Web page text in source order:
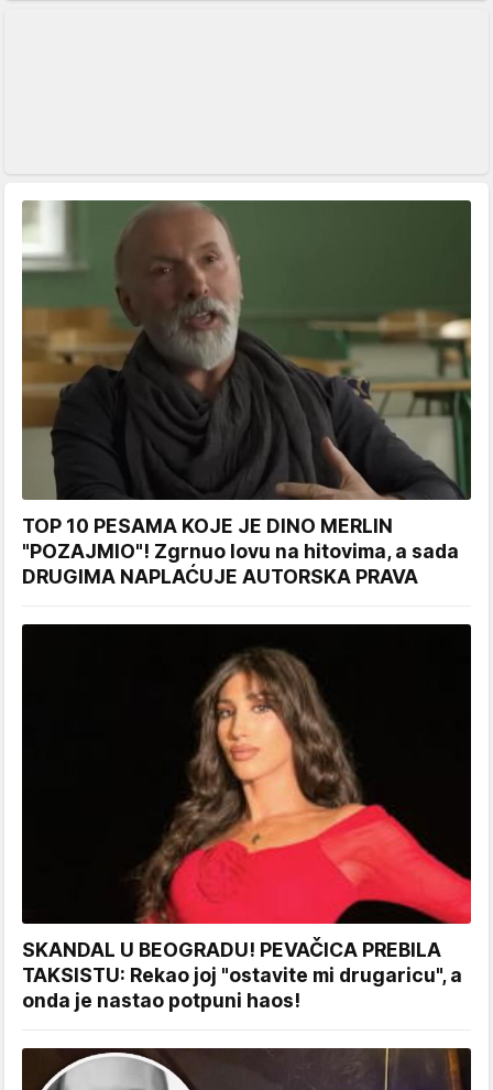
TOP 10 PESAMA KOJE JE DINO MERLIN
"POZAJMIO"! Zgrnuo lovu na hitovima, a sada
DRUGIMA NAPLAĆUJE AUTORSKA PRAVA
SKANDAL U BEOGRADU! PEVAČICA PREBILA
TAKSISTU: Rekao joj "ostavite mi drugaricu", a
onda je nastao potpuni haos!